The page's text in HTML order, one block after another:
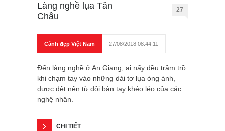
Làng nghề lụa Tân
Châu
27
Cảnh đẹp Việt Nam 27/08/2018 08:44:11
Đến làng nghề ở An Giang, ai nấy đều trầm trồ
khi chạm tay vào những dải tơ lụa óng ánh,
được dệt nên từ đôi bàn tay khéo léo của các
nghệ nhân.
CHI TIẾT